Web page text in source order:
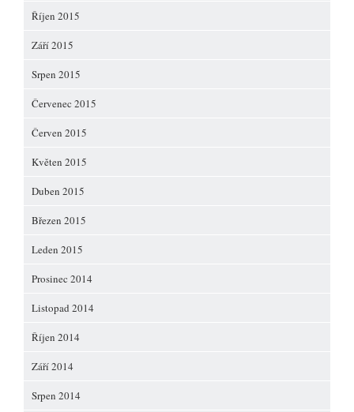
Říjen 2015
Září 2015
Srpen 2015
Červenec 2015
Červen 2015
Květen 2015
Duben 2015
Březen 2015
Leden 2015
Prosinec 2014
Listopad 2014
Říjen 2014
Září 2014
Srpen 2014